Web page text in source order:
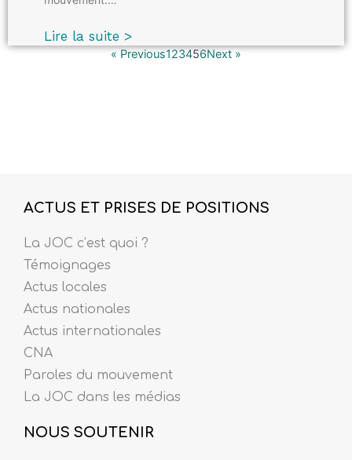
Lire la suite >
« Previous123456Next »
ACTUS ET PRISES DE POSITIONS
La JOC c’est quoi ?
Témoignages
Actus locales
Actus nationales
Actus internationales
CNA
Paroles du mouvement
La JOC dans les médias
NOUS SOUTENIR